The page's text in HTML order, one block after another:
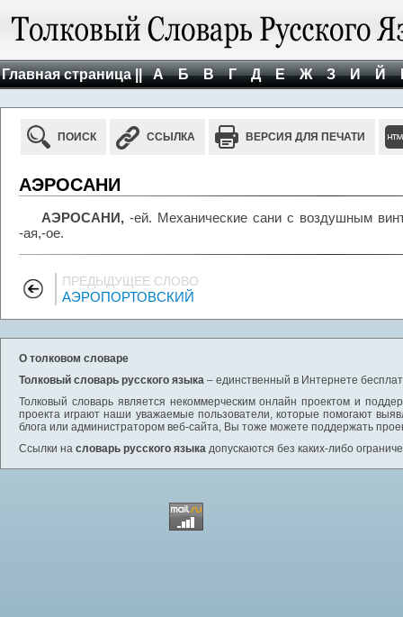
Главная страница || А Б В Г Д Е Ж З И Й
ПОИСК ССЫЛКА ВЕРСИЯ ДЛЯ ПЕЧАТИ
АЭРОСАНИ
АЭРОСАНИ, -ей. Механические сани с воздушным
-ая,-ое.
ПРЕДЫДУЩЕЕ СЛОВО
АЭРОПОРТОВСКИЙ
О толковом словаре
Толковый словарь русского языка – единственный в Интернете
Толковый словарь является некоммерческим онлайн проектом и
проекта играют наши уважаемые пользователи, которые помогают
блога или администратором веб-сайта, Вы тоже можете поддержать
Ссылки на словарь русского языка допускаются без каких-либо